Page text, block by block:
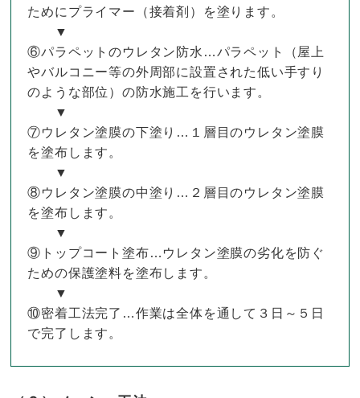
ためにプライマー（接着剤）を塗ります。
▼
⑥パラペットのウレタン防水…パラペット（屋上
やバルコニー等の外周部に設置された低い手すり
のような部位）の防水施工を行います。
▼
⑦ウレタン塗膜の下塗り…１層目のウレタン塗膜
を塗布します。
▼
⑧ウレタン塗膜の中塗り…２層目のウレタン塗膜
を塗布します。
▼
⑨トップコート塗布…ウレタン塗膜の劣化を防ぐ
ための保護塗料を塗布します。
▼
⑩密着工法完了…作業は全体を通して３日～５日
で完了します。